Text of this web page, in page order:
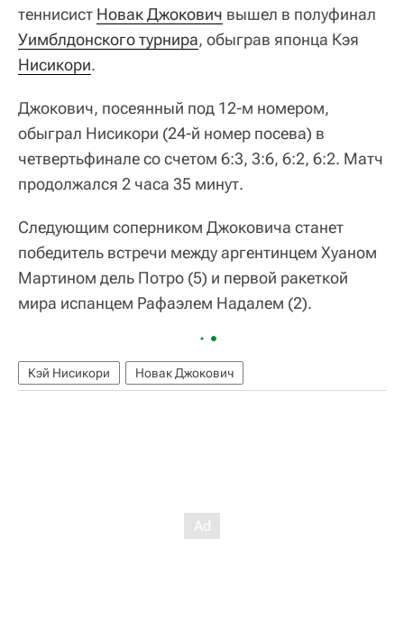
теннисист Новак Джокович вышел в полуфинал
Уимблдонского турнира, обыграв японца Кэя
Нисикори.
Джокович, посеянный под 12-м номером,
обыграл Нисикори (24-й номер посева) в
четвертьфинале со счетом 6:3, 3:6, 6:2, 6:2. Матч
продолжался 2 часа 35 минут.
Следующим соперником Джоковича станет
победитель встречи между аргентинцем Хуаном
Мартином дель Потро (5) и первой ракеткой
мира испанцем Рафаэлем Надалем (2).
Кэй Нисикори Новак Джокович